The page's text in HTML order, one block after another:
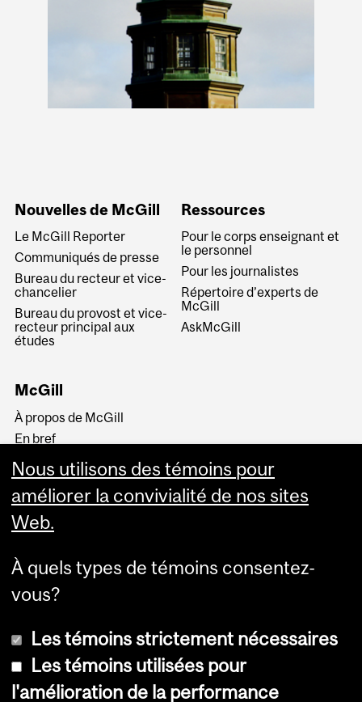
Nouvelles de McGill
Le McGill Reporter
Communiqués de presse
Bureau du recteur et vice-
chancelier
Bureau du provost et vice-
recteur principal aux
études
Ressources
Pour le corps enseignant et
le personnel
Pour les journalistes
Répertoire d’experts de
McGill
AskMcGill
McGill
À propos de McGill
En bref
Histoire
La haute direction
Nous utilisons des témoins pour
améliorer la convivialité de nos sites
Web.
À quels types de témoins consentez-
vous?
Les témoins strictement nécessaires
Les témoins utilisées pour
l'amélioration de la performance